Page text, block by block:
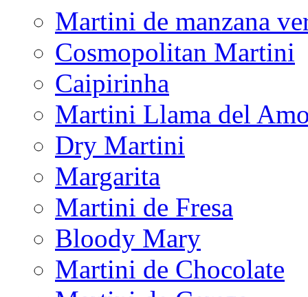
Martini de manzana
Cosmopolitan Martini
Caipirinha
Martini Llama del
Dry Martini
Margarita
Martini de Fresa
Bloody Mary
Martini de Chocolate